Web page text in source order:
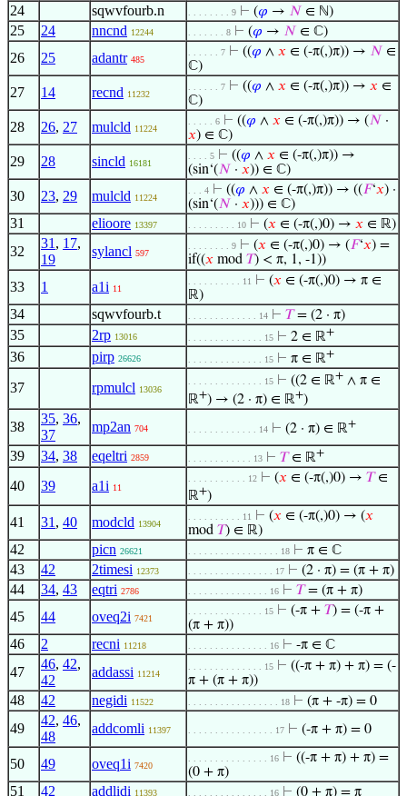
24 sqwvfourb.n . . . . . . . . 9 ⊢ (𝜑 → 𝑁 ∈ ℕ)
25 24 nncnd 12244 . . . . . . . 8 ⊢ (𝜑 → 𝑁 ∈ ℂ)
26 25 adantr 485
. . . . . . 7 ⊢ ((𝜑 ∧ 𝑥 ∈ (-π(,)π)) → 𝑁 ∈
ℂ)
27 14 recnd 11232
. . . . . . 7 ⊢ ((𝜑 ∧ 𝑥 ∈ (-π(,)π)) → 𝑥 ∈
ℂ)
28 26, 27 mulcld 11224
. . . . . 6 ⊢ ((𝜑 ∧ 𝑥 ∈ (-π(,)π)) → (𝑁 ·
𝑥) ∈ ℂ)
29 28 sincld 16181
. . . . 5 ⊢ ((𝜑 ∧ 𝑥 ∈ (-π(,)π)) →
(sin‘(𝑁 · 𝑥)) ∈ ℂ)
30 23, 29 mulcld 11224
. . . 4 ⊢ ((𝜑 ∧ 𝑥 ∈ (-π(,)π)) → ((𝐹‘𝑥) ·
(sin‘(𝑁 · 𝑥))) ∈ ℂ)
31 elioore 13397 . . . . . . . . . 10 ⊢ (𝑥 ∈ (-π(,)0) → 𝑥 ∈ ℝ)
32
31 , 17,
19
sylancl 597
. . . . . . . . 9 ⊢ (𝑥 ∈ (-π(,)0) → (𝐹‘𝑥) =
if((𝑥 mod 𝑇) < π, 1, -1))
33 1 a1i 11
. . . . . . . . . . 11 ⊢ (𝑥 ∈ (-π(,)0) → π ∈
ℝ)
34 sqwvfourb.t . . . . . . . . . . . . . 14 ⊢ 𝑇= (2 · π)
35 2rp 13016 . . . . . . . . . . . . . . 15 ⊢ 2 ∈ ℝ+
36 pirp 26626 . . . . . . . . . . . . . . 15 ⊢ π ∈ ℝ+
37 rpmulcl 13036
. . . . . . . . . . . . . . 15 ⊢ ((2 ∈ ℝ+ ∧ π ∈
ℝ+) → (2 · π) ∈ ℝ+)
38
35, 36,
37
mp2an 704 . . . . . . . . . . . . . 14 ⊢ (2 · π) ∈ ℝ+
39 34, 38 eqeltri 2859 . . . . . . . . . . . . 13 ⊢ 𝑇∈ ℝ+
40 39 a1i 11
. . . . . . . . . . . 12 ⊢ (𝑥 ∈ (-π(,)0) → 𝑇∈
ℝ+)
41 31 , 40 modcld 13904
. . . . . . . . . . 11 ⊢ (𝑥 ∈ (-π(,)0) → (𝑥
mod 𝑇) ∈ ℝ)
42 picn 26621 . . . . . . . . . . . . . . . . . 18 ⊢ π ∈ ℂ
43 42 2timesi 12373 . . . . . . . . . . . . . . . . 17 ⊢ (2 · π) = (π + π)
44 34, 43 eqtri 2786 . . . . . . . . . . . . . . . 16 ⊢ 𝑇= (π + π)
45 44 oveq2i 7421
. . . . . . . . . . . . . . 15 ⊢ (-π + 𝑇) = (-π +
(π + π))
46 2 recni 11218 . . . . . . . . . . . . . . . 16 ⊢ -π ∈ ℂ
47
46, 42,
42
addassi 11214
. . . . . . . . . . . . . . 15 ⊢ ((-π + π) + π) = (-
π + (π + π))
48 42 negidi 11522 . . . . . . . . . . . . . . . . . 18 ⊢ (π + -π) = 0
49
42, 46,
48
addcomli 11397 . . . . . . . . . . . . . . . . 17 ⊢ (-π + π) = 0
50 49 oveq1i 7420
. . . . . . . . . . . . . . . 16 ⊢ ((-π + π) + π) =
(0 + π)
51 42 addlidi 11393 . . . . . . . . . . . . . . . 16 ⊢ (0 + π) = π